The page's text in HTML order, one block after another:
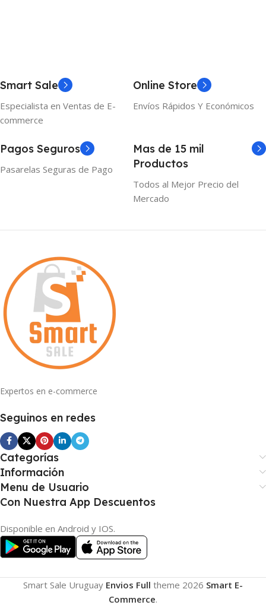
Smart Sale
Especialista en Ventas de E-
commerce
Online Store
Envíos Rápidos Y Económicos
Pagos Seguros
Pasarelas Seguras de Pago
Mas de 15 mil
Productos
Todos al Mejor Precio del
Mercado
Expertos en e-commerce
Seguinos en redes
Categorías
Información
Menu de Usuario
Con Nuestra App Descuentos
Disponible en Android y IOS.
Smart Sale Uruguay Envios Full theme 2026 Smart E-
Commerce.